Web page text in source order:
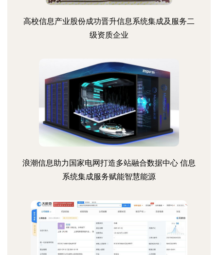
高校信息产业股份成功晋升信息系统集成及服务二
级资质企业
浪潮信息助力国家电网打造多站融合数据中心 信息
系统集成服务赋能智慧能源